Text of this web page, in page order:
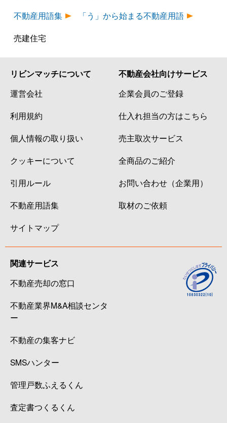
不動産用語集
「う」から始まる不動産用語
売建住宅
リビンマッチについて
運営会社
利用規約
個人情報の取り扱い
クッキーについて
引用ルール
不動産用語集
サイトマップ
不動産会社向けサービス
企業会員のご登録
仕入れ担当の方はこちら
売主取次サービス
全商品のご紹介
お問い合わせ（企業用）
取材のご依頼
関連サービス
不動産売却の窓口
不動産業界M&A相談センタ
ー
不動産の集客ナビ
SMSハンター
管理戸数ふえるくん
査定書つくるくん